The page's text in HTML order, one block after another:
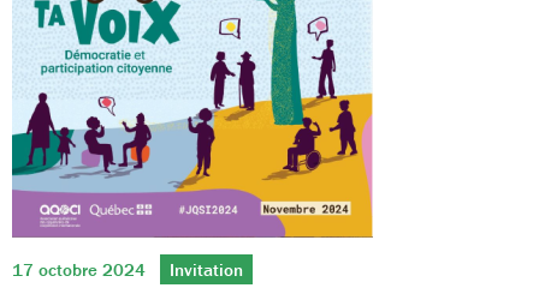
17 octobre 2024 Invitation